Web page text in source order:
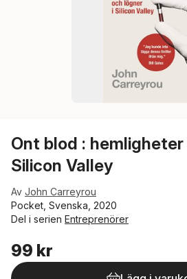
Ont blod :
Silicon Valley
Av John Carreyrou
Pocket, Svenska, 2020
Del i serien Entreprenörer
99 kr